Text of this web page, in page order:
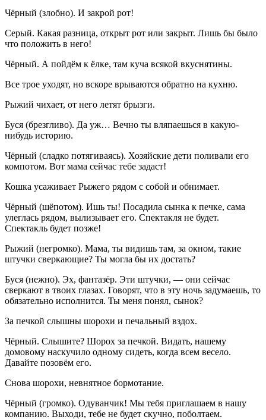
Чёрный (злобно). И закрой рот!
Серый. Какая разница, открыт рот или закрыт. Лишь бы было
что положить в него!
Чёрный. А пойдём к ёлке, там куча всякой вкуснятины.
Все трое уходят, но вскоре врываются обратно на кухню.
Рыжий чихает, от него летят брызги.
Буся (брезгливо). Да уж… Вечно ты вляпаешься в какую-
нибудь историю.
Чёрный (сладко потягиваясь). Хозяйские дети поливали его
компотом. Вот мама сейчас тебе задаст!
Кошка усаживает Рыжего рядом с собой и обнимает.
Чёрный (шёпотом). Ишь ты! Посадила сынка к печке, сама
улеглась рядом, вылизывает его. Спектакля не будет.
Спектакль будет позже!
Рыжий (негромко). Мама, ты видишь там, за окном, такие
штучки сверкающие? Ты могла бы их достать?
Буся (нежно). Эх, фантазёр. Эти штучки, — они сейчас
сверкают в твоих глазах. Говорят, что в эту ночь задумаешь, то
обязательно исполнится. Ты меня понял, сынок?
За печкой слышны шорохи и печальный вздох.
Чёрный. Слышите? Шорох за печкой. Видать, нашему
домовому наскучило одному сидеть, когда всем весело.
Давайте позовём его.
Снова шорохи, невнятное бормотание.
Чёрный (громко). Одуванчик! Мы тебя приглашаем в нашу
компанию. Выходи, тебе не будет скучно, поболтаем.